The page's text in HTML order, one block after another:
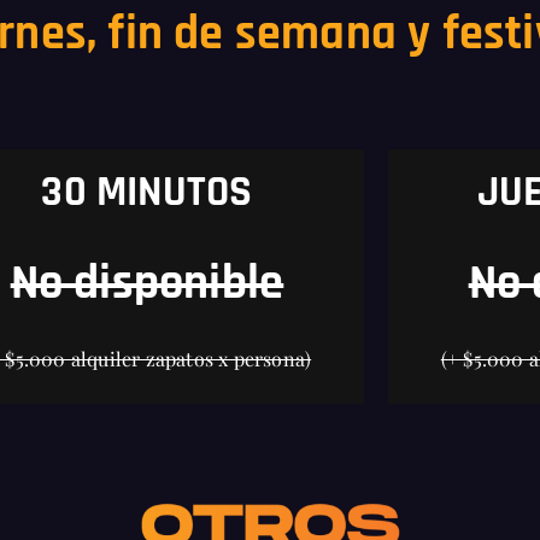
fin de semana y
30 MINUTOS
No disponible
$5.000 alquiler zapatos x persona)
No
(+ $5.000